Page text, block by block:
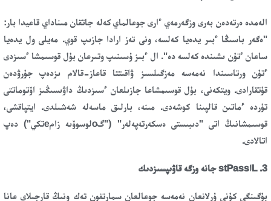
الەمدە ەرتەدەن بەرى وزگەرمەي ءارى جوعالماي كەلە جاتقان مىناداي قاعيدا بار:
"ەگەر باسىڭا ءبىر يدەيا كەلسە، ونى تەز ارادا جازىپ قوي. مەيلى ول يدەيا
ساعان ءتۇن ىشىندە كەلسە دە". ال ءبىز ۇسىنىپ وتىرعان بۇل قوسىمشا ءسىزدى
ءتۇن ورتاسىندا نەمەسە مەزگىلسىز ۋاقىتتا قاعاز-قالام ىزدەپ جۇرۋدەن
قۇتقارادى. ويتكەنى، بۇل قوسىمشاعا جازىلعان ءسىزدىڭ داۋىسىڭىز اۆتوماتتى
تۇردە ءماتىن قالپىنا كوشەدى. مىنە، بارلىق ماسەلە شەشىلدى. ايتپاقشى،
قوسىمشانىڭ اتى "دىبىستى ەسكەرتەپەلەر" ("گoلوسوۆىە زامeتكي") دەپ
اتالادى.
3. LاstPass جانە وزگە قاۋىپسىزدىك
بۇگىنگى كۇنى ۇرلانعان نەمەسە جوعالعان سمارتفون تەك ونىڭ قارجىلاي عانا